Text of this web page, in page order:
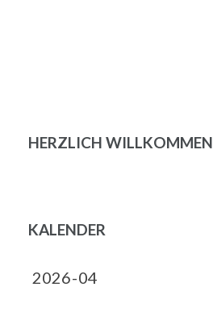
HERZLICH WILLKOMMEN
KALENDER